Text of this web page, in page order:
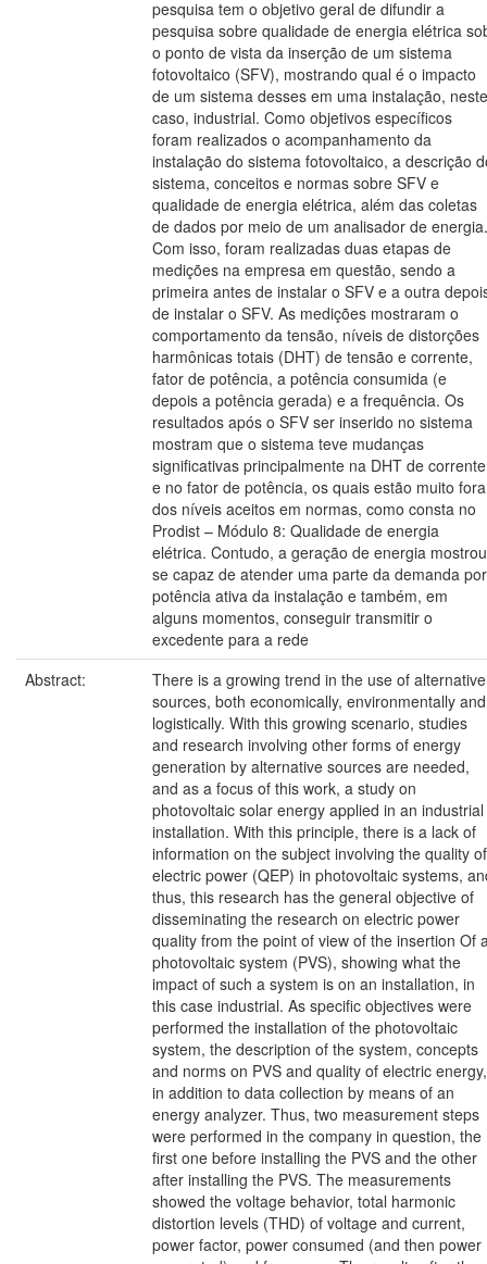
pesquisa tem o objetivo geral de difundir a
pesquisa sobre qualidade de energia elétrica
o ponto de vista da inserção de um sistema
fotovoltaico (SFV), mostrando qual é o impacto
de um sistema desses em uma instalação, neste
caso, industrial. Como objetivos específicos
foram realizados o acompanhamento da
instalação do sistema fotovoltaico, a descrição
sistema, conceitos e normas sobre SFV e
qualidade de energia elétrica, além das coletas
de dados por meio de um analisador de energia.
Com isso, foram realizadas duas etapas de
medições na empresa em questão, sendo a
primeira antes de instalar o SFV e a outra
de instalar o SFV. As medições mostraram o
comportamento da tensão, níveis de distorções
harmônicas totais (DHT) de tensão e corrente,
fator de potência, a potência consumida (e
depois a potência gerada) e a frequência. Os
resultados após o SFV ser inserido no sistema
mostram que o sistema teve mudanças
significativas principalmente na DHT de corrente
e no fator de potência, os quais estão muito fora
dos níveis aceitos em normas, como consta no
Prodist – Módulo 8: Qualidade de energia
elétrica. Contudo, a geração de energia
se capaz de atender uma parte da demanda por
potência ativa da instalação e também, em
alguns momentos, conseguir transmitir o
excedente para a rede
Abstract:
There is a growing trend in the use of alternative
sources, both economically, environmentally and
logistically. With this growing scenario, studies
and research involving other forms of energy
generation by alternative sources are needed,
and as a focus of this work, a study on
photovoltaic solar energy applied in an industrial
installation. With this principle, there is a lack of
information on the subject involving the quality of
electric power (QEP) in photovoltaic systems,
thus, this research has the general objective of
disseminating the research on electric power
quality from the point of view of the insertion Of
photovoltaic system (PVS), showing what the
impact of such a system is on an installation, in
this case industrial. As specific objectives were
performed the installation of the photovoltaic
system, the description of the system, concepts
and norms on PVS and quality of electric energy,
in addition to data collection by means of an
energy analyzer. Thus, two measurement steps
were performed in the company in question, the
first one before installing the PVS and the other
after installing the PVS. The measurements
showed the voltage behavior, total harmonic
distortion levels (THD) of voltage and current,
power factor, power consumed (and then power